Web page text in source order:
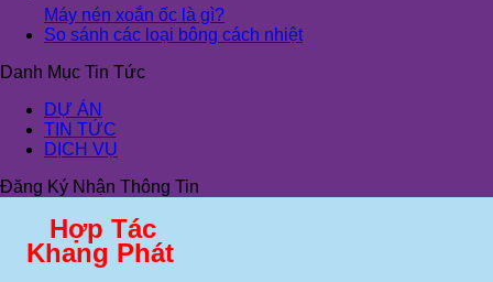
Máy nén xoắn ốc là gì?
So sánh các loại bông cách nhiệt
Danh Mục Tin Tức
DỰ ÁN
TIN TỨC
DỊCH VỤ
Đăng Ký Nhận Thông Tin
Hợp Tác
Khang Phát